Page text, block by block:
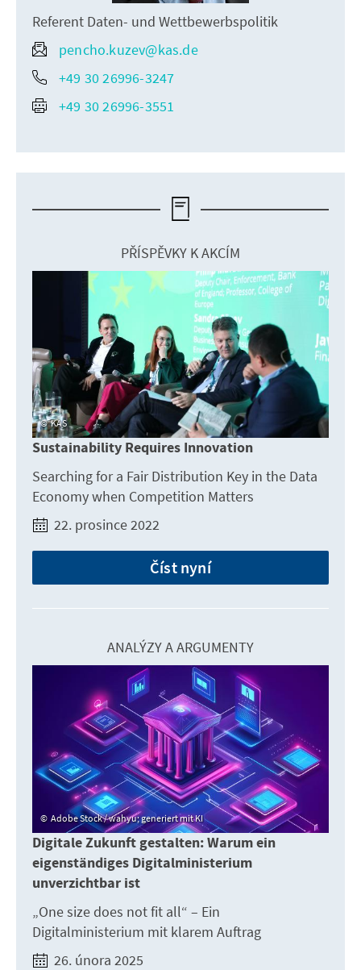
Referent Daten- und Wettbewerbspolitik
pencho.kuzev@kas.de
+49 30 26996-3247
+49 30 26996-3551
PŘÍSPĚVKY K AKCÍM
KAS
Sustainability Requires Innovation
Searching for a Fair Distribution Key in the Data
Economy when Competition Matters
22. prosince 2022
Číst nyní
ANALÝZY A ARGUMENTY
Adobe Stock / wahyu; generiert mit KI
Digitale Zukunft gestalten: Warum ein
eigenständiges Digitalministerium
unverzichtbar ist
„One size does not fit all“ – Ein
Digitalministerium mit klarem Auftrag
26. února 2025